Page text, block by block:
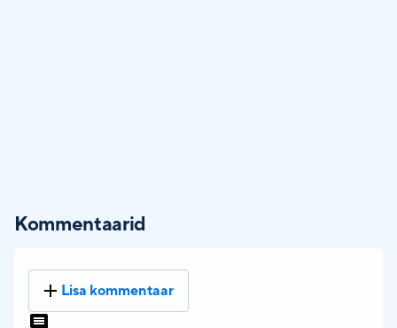
Kommentaarid
Lisa kommentaar